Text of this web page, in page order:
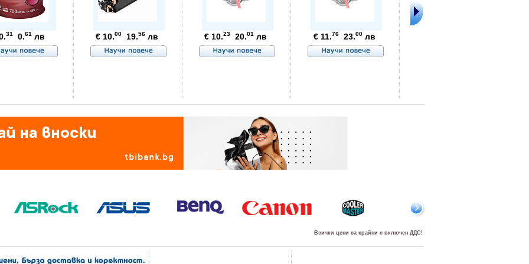
31 0.61 лв € 10.00 19.56 лв € 10.23 20.01 лв € 11.7623.00 лв
Всички цени са крайни с включен ДДС!